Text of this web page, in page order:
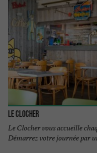
Le Clocher
Le Clocher vous accueille
Démarrez votre​ journée par